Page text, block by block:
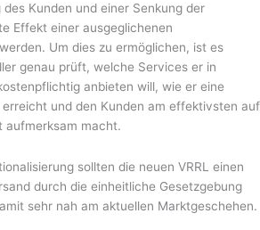
Kunden und einer Senkung der
Effekt einer ausgeglichenen
Um dies zu ermöglichen, ist es
genau prüft, welche Services er in
anbieten will, wie er eine
erreicht und den Kunden am effektivsten auf
aufmerksam macht.
sollten die neuen VRRL einen
durch die einheitliche Gesetzgebung
sehr nah am aktuellen Marktgeschehen.